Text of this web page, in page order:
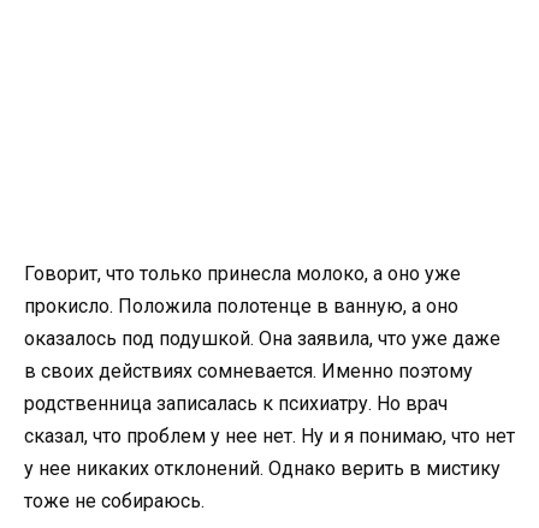
Говорит, что только принесла молоко, а оно уже
прокисло. Положила полотенце в ванную, а оно
оказалось под подушкой. Она заявила, что уже даже
в своих действиях сомневается. Именно поэтому
родственница записалась к психиатру. Но врач
сказал, что проблем у нее нет. Ну и я понимаю, что нет
у нее никаких отклонений. Однако верить в мистику
тоже не собираюсь.